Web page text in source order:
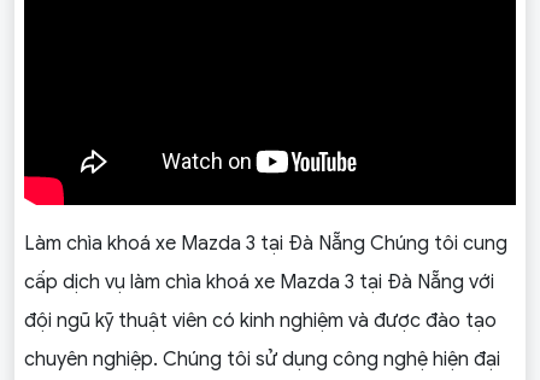
Làm chìa khoá xe Mazda 3 tại Đà Nẵng Chúng tôi cung
cấp dịch vụ làm chìa khoá xe Mazda 3 tại Đà Nẵng với
đội ngũ kỹ thuật viên có kinh nghiệm và được đào tạo
chuyên nghiệp. Chúng tôi sử dụng công nghệ hiện đại